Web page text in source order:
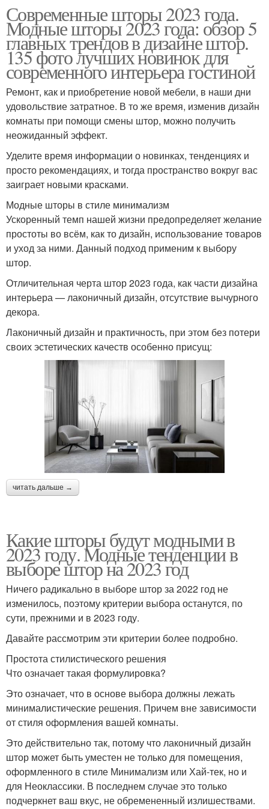
Современные шторы 2023 года.
Модные шторы 2023 года: обзор 5
главных трендов в дизайне штор.
135 фото лучших новинок для
современного интерьера гостиной
Ремонт, как и приобретение новой мебели, в наши дни
удовольствие затратное. В то же время, изменив дизайн
комнаты при помощи смены штор, можно получить
неожиданный эффект.
Уделите время информации о новинках, тенденциях и
просто рекомендациях, и тогда пространство вокруг вас
заиграет новыми красками.
Модные шторы в стиле минимализм
Ускоренный темп нашей жизни предопределяет желание
простоты во всём, как то дизайн, использование товаров
и уход за ними. Данный подход применим к выбору
штор.
Отличительная черта штор 2023 года, как части дизайна
интерьера — лаконичный дизайн, отсутствие вычурного
декора.
Лаконичный дизайн и практичность, при этом без потери
своих эстетических качеств особенно присущ:
читать дальше →
Какие шторы будут модными в
2023 году. Модные тенденции в
выборе штор на 2023 год
Ничего радикально в выборе штор за 2022 год не
изменилось, поэтому критерии выбора останутся, по
сути, прежними и в 2023 году.
Давайте рассмотрим эти критерии более подробно.
Простота стилистического решения
Что означает такая формулировка?
Это означает, что в основе выбора должны лежать
минималистические решения. Причем вне зависимости
от стиля оформления вашей комнаты.
Это действительно так, потому что лаконичный дизайн
штор может быть уместен не только для помещения,
оформленного в стиле Минимализм или Хай-тек, но и
для Неоклассики. В последнем случае это только
подчеркнет ваш вкус, не обремененный излишествами.